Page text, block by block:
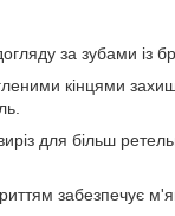
за зубами із
кінцями
для більш
забезпечує